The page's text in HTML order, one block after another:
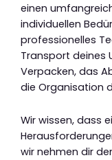
einen
individuellen
professionelles
Transport deines
Verpacken, das
die Organisation
Wir wissen, dass
wir nehmen dir